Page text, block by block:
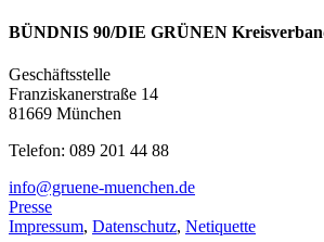
BÜNDNIS 90/DIE GRÜNEN
Geschäftsstelle
Franziskanerstraße 14
81669 München
Telefon: 089 201 44 88
info@gruene-muenchen.de
Presse
Impressum, Datenschutz, Netiquette